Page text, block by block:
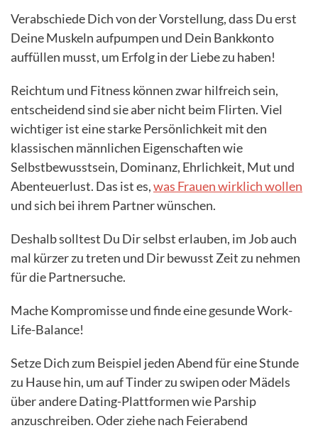
Verabschiede Dich von der Vorstellung, dass Du erst
Deine Muskeln aufpumpen und Dein Bankkonto
auffüllen musst, um Erfolg in der Liebe zu haben!
Reichtum und Fitness können zwar hilfreich sein,
entscheidend sind sie aber nicht beim Flirten. Viel
wichtiger ist eine starke Persönlichkeit mit den
klassischen männlichen Eigenschaften wie
Selbstbewusstsein, Dominanz, Ehrlichkeit, Mut und
Abenteuerlust. Das ist es,was Frauen wirklich wollen
und sich bei ihrem Partner wünschen.
Deshalb solltest Du Dir selbst erlauben, im Job auch
mal kürzer zu treten und Dir bewusst Zeit zu nehmen
für die Partnersuche.
Mache Kompromisse und finde eine gesunde Work-
Life-Balance!
Setze Dich zum Beispiel jeden Abend für eine Stunde
zu Hause hin, um auf Tinder zu swipen oder Mädels
über andere Dating-Plattformen wie Parship
anzuschreiben. Oder ziehe nach Feierabend